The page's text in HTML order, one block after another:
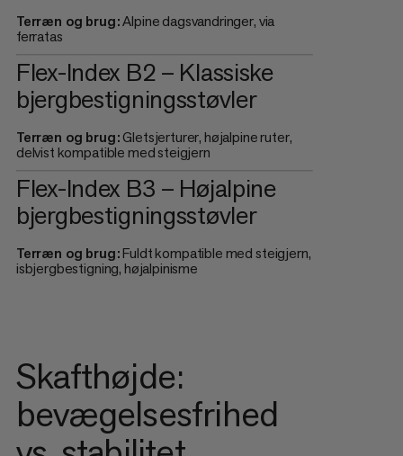
Terræn og brug:Alpine dagsvandringer, via
ferratas
Flex-Index B2 – Klassiske
bjergbestigningsstøvler
Terræn og brug:Gletsjerturer, højalpine ruter,
delvist kompatible med steigjern
Flex-Index B3 – Højalpine
bjergbestigningsstøvler
Terræn og brug:Fuldt kompatible med steigjern,
isbjergbestigning, højalpinisme
Skafthøjde:
bevægelsesfrihed